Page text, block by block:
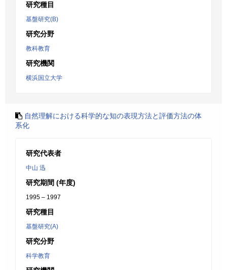
研究種目
基盤研究(B)
研究分野
教科教育
研究機関
横浜国立大学
自然理解における科学的な知の表現方法と評価方法の体
系化
研究代表者
中山 迅
研究期間 (年度)
1995 – 1997
研究種目
基盤研究(A)
研究分野
科学教育